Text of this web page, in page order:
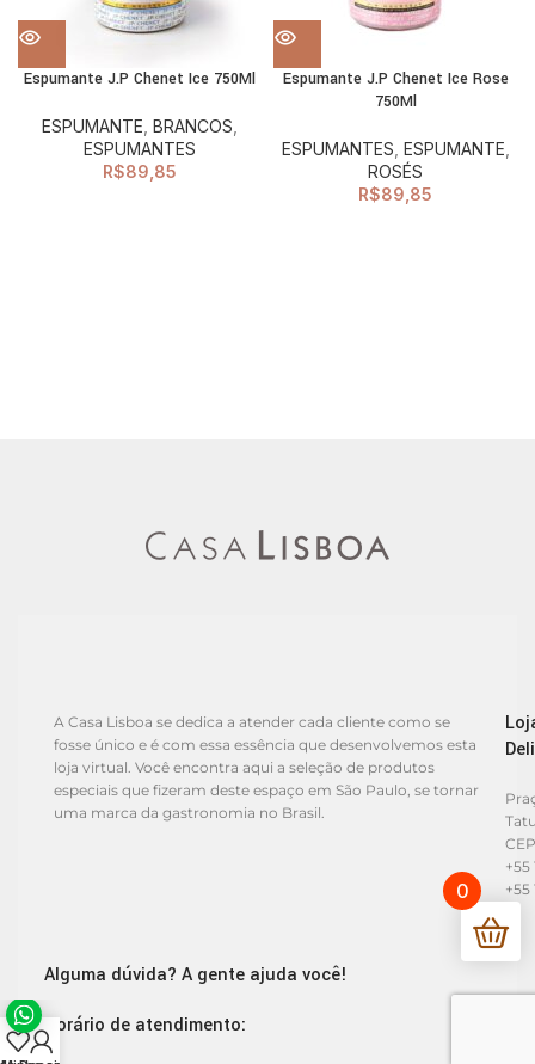
Espumante J.P Chenet Ice 750Ml
ESPUMANTE BRANCOS
ESPUMANTES
R$89,85
Espumante J.P Chenet Ice Rose
750Ml
ESPUMANTES ESPUMANTE
ROSÉS
R$89,85
A Casa Lisboa se dedica a atender cada cliente como se
fosse único e é com essa essência que desenvolvemos esta
loja virtual. Você encontra aqui a seleção de produtos
especiais que fizeram deste espaço em São Paulo, se tornar
uma marca da gastronomia no Brasil.
+55
+55
Alguma dúvida? A gente ajuda você!
Horário de atendimento:
0